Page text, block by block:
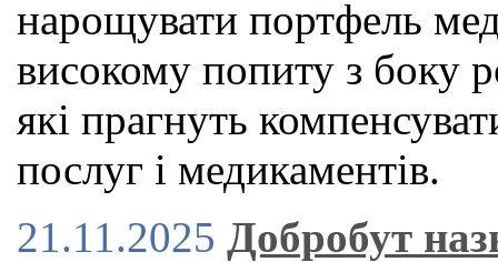
нарощувати портфель
високому попиту з боку
які прагнуть
послуг і медикаментів.
21.11.2025 Добробут